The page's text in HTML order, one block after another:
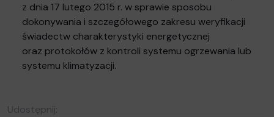
z dnia 17 lutego 2015 r. w sprawie sposobu
dokonywania i szczegółowego zakresu weryfikacji
świadectw charakterystyki energetycznej
oraz protokołów z kontroli systemu ogrzewania lub
systemu klimatyzacji.
Udostępnij: